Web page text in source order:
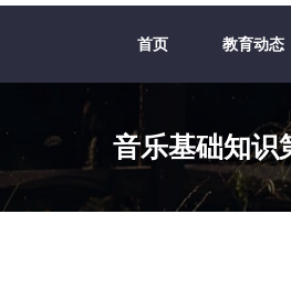
首页 教育动态
音乐基础知识